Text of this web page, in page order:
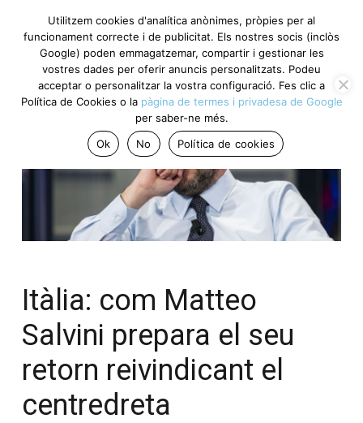
Itàlia: com Matteo
Salvini prepara el seu
retorn reivindicant el
centredreta
Utilitzem cookies d'analítica anònimes, pròpies per al
funcionament correcte i de publicitat. Els nostres socis (inclòs
Google) poden emmagatzemar, compartir i gestionar les
vostres dades per oferir anuncis personalitzats. Podeu
acceptar o personalitzar la vostra configuració. Fes clic a
Política de Cookies o la pàgina de termes i privadesa de Google
per saber-ne més.
Ok
No Política de cookies